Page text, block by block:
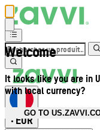
Welcome
It looks like you are in
with local currency?
GO TO
• EUR